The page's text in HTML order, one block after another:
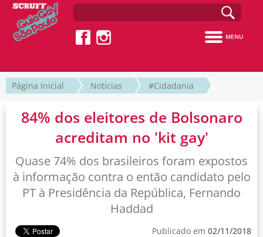
MENU
Página Inicial Notícias #Cidadania
84% dos eleitores de Bolsonaro
acreditam no 'kit gay'
Quase 74% dos brasileiros foram expostos
à informação contra o então candidato pelo
PT à Presidência da República, Fernando
Haddad
Publicado em 02/11/2018